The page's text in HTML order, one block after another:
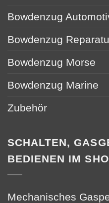
Bowdenzug
Bowdenzug
Bowdenzug Morse
Bowdenzug Marine
Zubehör
SCHALTEN,
BEDIENEN IM
Mechanisches